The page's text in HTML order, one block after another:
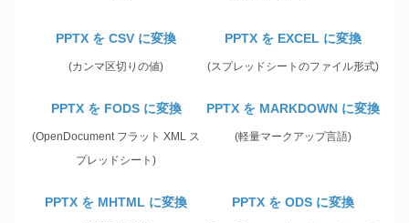
PPTX を CSV に変換
(カンマ区切りの値)
PPTX を EXCEL に変換
(スプレッドシートのファイル形式)
PPTX を FODS に変換
(OpenDocument フラット XML ス
プレッドシート)
PPTX を MARKDOWN に変換
(軽量マークアップ言語)
PPTX を MHTML に変換 PPTX を ODS に変換